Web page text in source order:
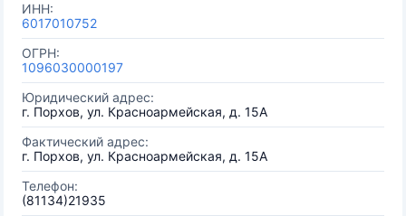
ИНН:
6017010752
ОГРН:
1096030000197
Юридический адрес:
г. Порхов, ул. Красноармейская, д. 15А
Фактический адрес:
г. Порхов, ул. Красноармейская, д. 15А
Телефон:
(81134)21935